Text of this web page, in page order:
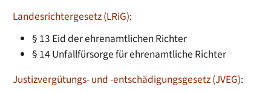
Landesrichtergesetz (LRiG):
§ 13 Eid der ehrenamtlichen Richter
§ 14 Unfallfürsorge für ehrenamtliche Richter
Justizvergütungs- und -entschädigungsgesetz (JVEG):